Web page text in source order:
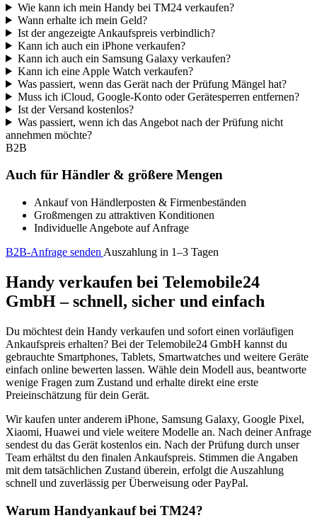
Wie kann ich mein Handy bei TM24 verkaufen?
Wann erhalte ich mein Geld?
Ist der angezeigte Ankaufspreis verbindlich?
Kann ich auch ein iPhone verkaufen?
Kann ich auch ein Samsung Galaxy verkaufen?
Kann ich eine Apple Watch verkaufen?
Was passiert, wenn das Gerät nach der Prüfung Mängel hat?
Muss ich iCloud, Google-Konto oder Gerätesperren entfernen?
Ist der Versand kostenlos?
Was passiert, wenn ich das Angebot nach der Prüfung nicht
annehmen möchte?
B2B
Auch für Händler & größere Mengen
Ankauf von Händlerposten & Firmenbeständen
Großmengen zu attraktiven Konditionen
Individuelle Angebote auf Anfrage
B2B-Anfrage senden Auszahlung in 1–3 Tagen
Handy verkaufen bei Telemobile24
GmbH – schnell, sicher und einfach
Du möchtest dein Handy verkaufen und sofort einen vorläufigen
Ankaufspreis erhalten? Bei der Telemobile24 GmbH kannst du
gebrauchte Smartphones, Tablets, Smartwatches und weitere Geräte
einfach online bewerten lassen. Wähle dein Modell aus, beantworte
wenige Fragen zum Zustand und erhalte direkt eine erste
Preieinschätzung für dein Gerät.
Wir kaufen unter anderem iPhone, Samsung Galaxy, Google Pixel,
Xiaomi, Huawei und viele weitere Modelle an. Nach deiner Anfrage
sendest du das Gerät kostenlos ein. Nach der Prüfung durch unser
Team erhältst du den finalen Ankaufspreis. Stimmen die Angaben
mit dem tatsächlichen Zustand überein, erfolgt die Auszahlung
schnell und zuverlässig per Überweisung oder PayPal.
Warum Handyankauf bei TM24?